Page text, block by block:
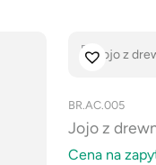
BR.AC.005
Jojo z
Cena na